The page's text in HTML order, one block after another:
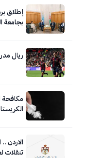
إطلاق
بجامعة
ريال
مكافحة
الاردن
تنقلات